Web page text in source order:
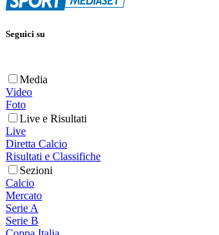
Seguici su
Media
Video
Foto
Live e Risultati
Live
Diretta Calcio
Risultati e Classifiche
Sezioni
Calcio
Mercato
Serie A
Serie B